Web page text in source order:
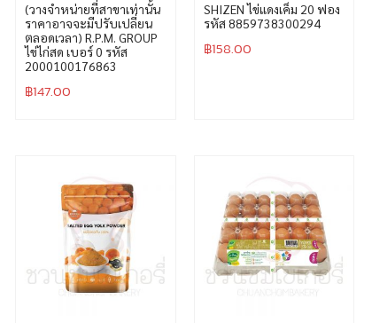
(วางจำหน่ายที่สาขาเท่านั้น
ราคาอาจจะมีปรับเปลี่ยน
ตลอดเวลา) R.P.M. GROUP
ไข่ไก่สด เบอร์ 0 รหัส
2000100176863
฿147.00
SHIZEN ไข่แดงเค็ม 20 ฟอง
รหัส 8859738300294
฿158.00